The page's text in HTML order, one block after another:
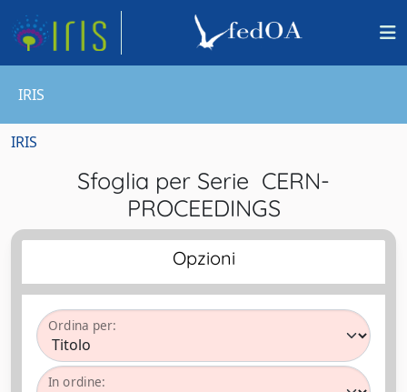
IRIS
IRIS
Sfoglia per Serie CERN-
PROCEEDINGS
Opzioni
Ordina per:
In ordine: